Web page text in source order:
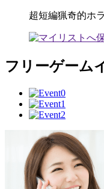
超短編猟奇的ホ
フリーゲーム